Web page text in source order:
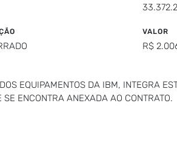
VALOR
R$
EQUIPAMENTOS DA IBM, INTEGRA
ENCONTRA ANEXADA AO CONTRATO.